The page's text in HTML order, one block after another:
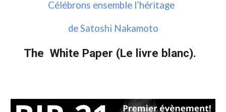
Célébrons ensemble l’héritage
de Satoshi Nakamoto
The White Paper (Le livre blanc).